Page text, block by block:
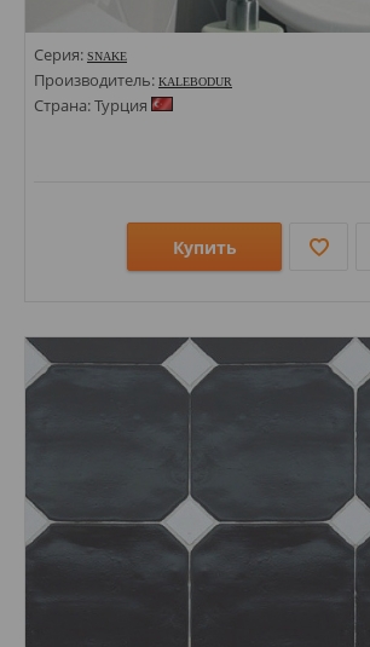
Серия: SNAKE
Производитель: KALEBODUR
Страна: Турция
Купить
Стили: Моноколор;
Цвета: